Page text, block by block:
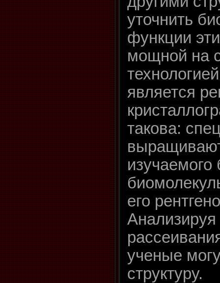
уточнить
функции
мощной на
является
такова:
изучаемого
его
Анализируя
ученые
структуру.